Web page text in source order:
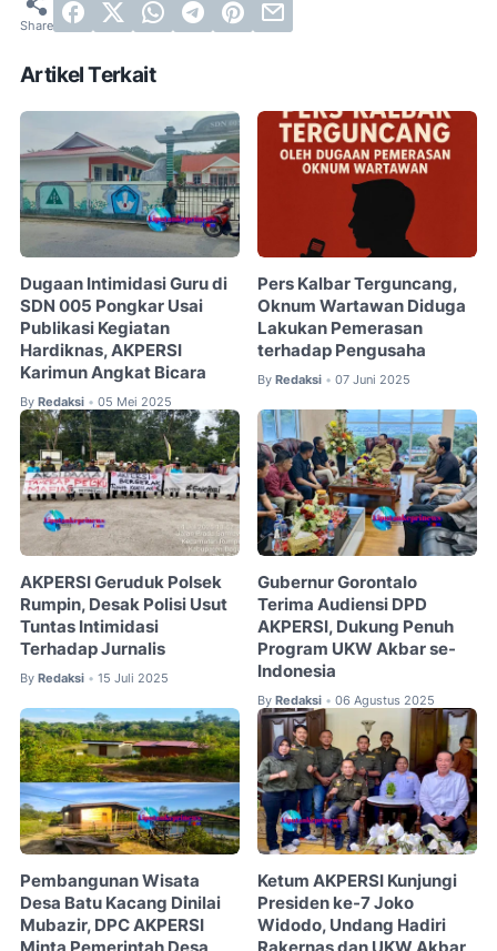
Artikel Terkait
Dugaan Intimidasi Guru di
SDN 005 Pongkar Usai
Publikasi Kegiatan
Hardiknas, AKPERSI
Karimun Angkat Bicara
By Redaksi • 05 Mei 2025
Pers Kalbar Terguncang,
Oknum Wartawan Diduga
Lakukan Pemerasan
terhadap Pengusaha
By Redaksi • 07 Juni 2025
AKPERSI Geruduk Polsek
Rumpin, Desak Polisi Usut
Tuntas Intimidasi
Terhadap Jurnalis
By Redaksi • 15 Juli 2025
Gubernur Gorontalo
Terima Audiensi DPD
AKPERSI, Dukung Penuh
Program UKW Akbar se-
Indonesia
By Redaksi • 06 Agustus 2025
Pembangunan Wisata
Desa Batu Kacang Dinilai
Mubazir, DPC AKPERSI
Ketum AKPERSI Kunjungi
Presiden ke-7 Joko
Widodo, Undang Hadiri